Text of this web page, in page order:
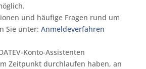
und häufige Fragen rund um
Sie unter: Anmeldeverfahren
Konto-Assistenten
Zeitpunkt durchlaufen haben, an